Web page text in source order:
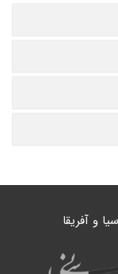
و آفریقا